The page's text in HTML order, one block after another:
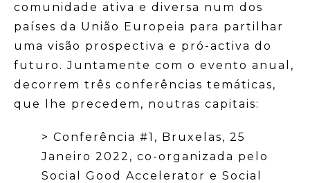
comunidade ativa e diversa num dos
países da União Europeia para partilhar
uma visão prospectiva e pró-activa do
futuro. Juntamente com o evento anual,
decorrem três conferências temáticas,
que lhe precedem, noutras capitais:
> Conferência #1, Bruxelas, 25
Janeiro 2022, co-organizada pelo
Social Good Accelerator e Social